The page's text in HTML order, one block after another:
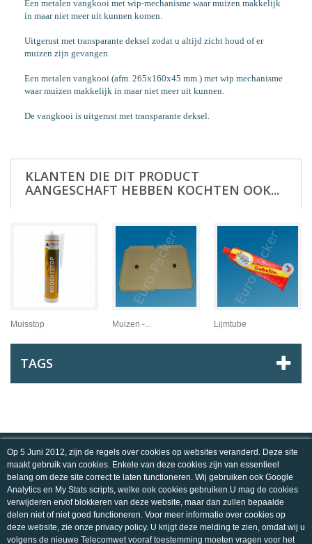
Een metalen vangkooi met wip-mechanisme waar muizen makkelijk
in maar niet meer uit kunnen komen.
Uitgerust met transparante deksel zodat u altijd zicht houd of er
muizen zijn gevangen.
Een metalen vangkooi (afm. 265x160x45 mm.) met wip mechanisme
waar muizen makkelijk in maar niet meer uit kunnen.
De vangkooi is uitgerust met transparante deksel.
KLANTEN DIE DIT PRODUCT
AANGESCHAFT HEBBEN KOCHTEN OOK...
Muisstop Muizen -... Lijmtube
TAGS
MIJN ACCOUNT
WINKELINFORMATIE
Op 5 Juni 2012, zijn de regels over cookies op websites veranderd. Deze site
maakt gebruik van cookies. Enkele van deze cookies zijn van essentieel
belang om deze site correct te laten functioneren. Wij gebruiken ook Google
Analytics en My Stats scripts, welke ook cookies gebruiken.U mag de cookies
verwijderen en/of blokkeren van deze website, maar dan zullen bepaalde
delen niet of niet goed functioneren. Voor meer informatie over cookies op
deze website, zie onze privacy policy. U krijgt deze melding te zien, omdat wij u
volgens de nieuwe Telecomwet vooraf toestemming moeten vragen voor het